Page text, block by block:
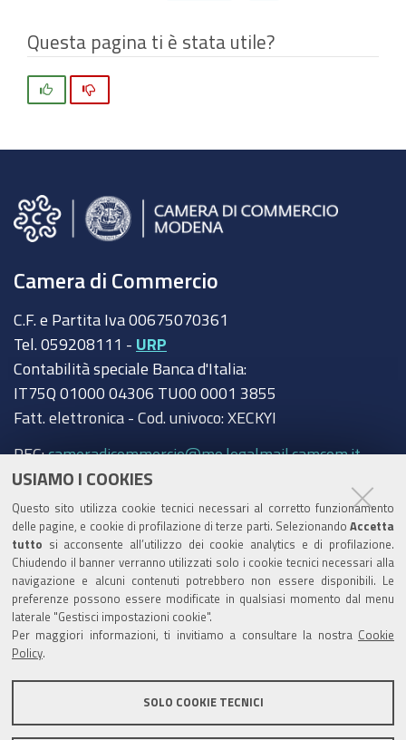
USIAMO I COOKIES
Questo sito utilizza cookie tecnici necessari al corretto funzionamento
delle pagine, e cookie di profilazione di terze parti. Selezionando Accetta
tutto si acconsente all’utilizzo dei cookie analytics e di profilazione.
Chiudendo il banner verranno utilizzati solo i cookie tecnici necessari alla
navigazione e alcuni contenuti potrebbero non essere disponibili. Le
preferenze possono essere modificate in qualsiasi momento dal menu
laterale "Gestisci impostazioni cookie".
Per maggiori informazioni, ti invitiamo a consultare la nostra Cookie
Policy
SOLO COOKIE TECNICI
Questa pagina ti è stata utile?
Camera di Commercio
C.F. e Partita Iva 00675070361
Tel. 059208111 - URP
Contabilità speciale Banca d'Italia:
IT75Q 01000 04306 TU00 0001 3855
Fatt. elettronica - Cod. univoco: XECKYI
PEC:cameradicommercio@mo.legalmail.camcom.it
Trasparenza
Amministrazione trasparente
Albo Camerale
Pubblicità Legale
Area riservata Amministratori